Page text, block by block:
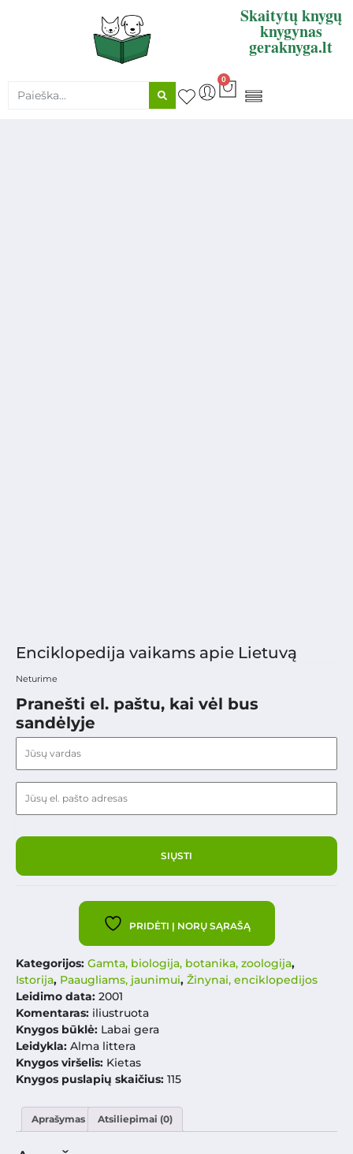
Skaitytų knygų
knygynas
geraknyga.lt
0
Enciklopedija vaikams apie Lietuvą
Neturime
Pranešti el. paštu, kai vėl bus
sandėlyje
PRIDĖTI Į NORŲ SĄRAŠĄ
Kategorijos: Gamta, biologija, botanika, zoologija,
Istorija, Paaugliams, jaunimui, Žinynai, enciklopedijos
Leidimo data: 2001
Komentaras: iliustruota
Knygos būklė: Labai gera
Leidykla: Alma littera
Knygos viršelis: Kietas
Knygos puslapių skaičius: 115
Aprašymas Atsiliepimai (0)